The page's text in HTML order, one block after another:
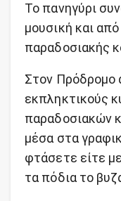
Το πανηγύρι
μουσική και
παραδοσιακής
Στον Πρόδρομο
εκπληκτικούς
παραδοσιακών
μέσα στα
φτάσετε είτε
τα πόδια το